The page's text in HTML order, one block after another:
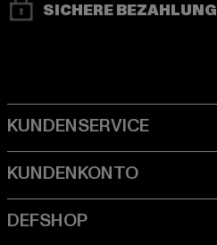
SICHERE BEZAHLUNG